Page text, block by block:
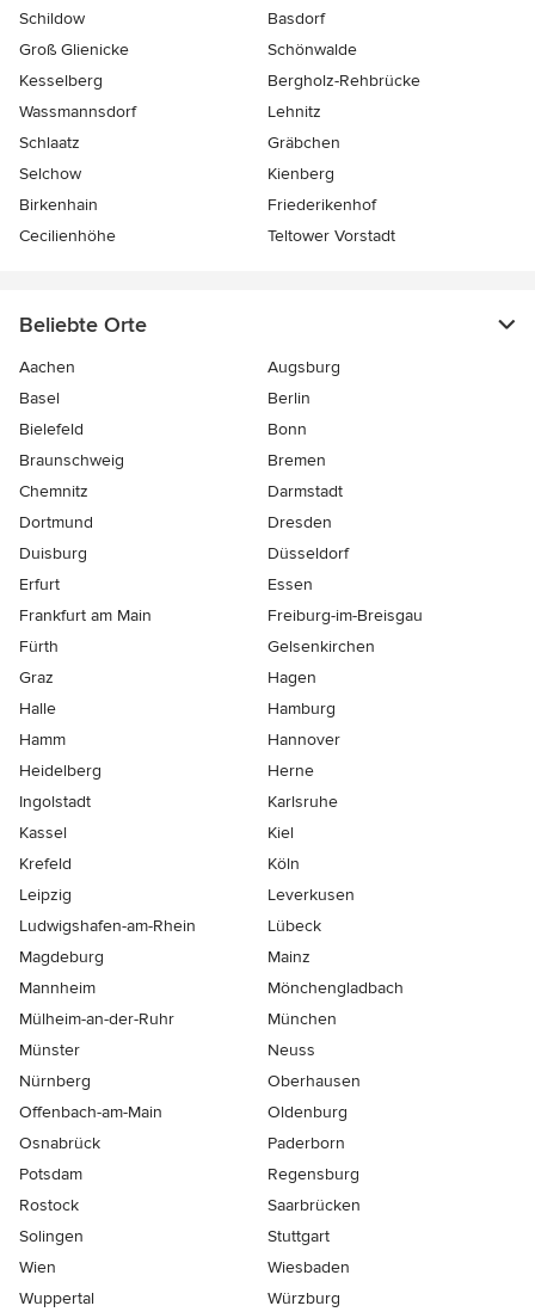
Schildow
Basdorf
Groß Glienicke
Schönwalde
Kesselberg
Bergholz-Rehbrücke
Wassmannsdorf
Lehnitz
Schlaatz
Gräbchen
Selchow
Kienberg
Birkenhain
Friederikenhof
Cecilienhöhe
Teltower Vorstadt
Beliebte Orte
Aachen
Augsburg
Basel
Berlin
Bielefeld
Bonn
Braunschweig
Bremen
Chemnitz
Darmstadt
Dortmund
Dresden
Duisburg
Düsseldorf
Erfurt
Essen
Frankfurt am Main
Freiburg-im-Breisgau
Fürth
Gelsenkirchen
Graz
Hagen
Halle
Hamburg
Hamm
Hannover
Heidelberg
Herne
Ingolstadt
Karlsruhe
Kassel
Kiel
Krefeld
Köln
Leipzig
Leverkusen
Ludwigshafen-am-Rhein
Lübeck
Magdeburg
Mainz
Mannheim
Mönchen­gladbach
Mülheim-an-der-Ruhr
München
Münster
Neuss
Nürnberg
Oberhausen
Offenbach-am-Main
Oldenburg
Osnabrück
Paderborn
Potsdam
Regensburg
Rostock
Saarbrücken
Solingen
Stuttgart
Wien
Wiesbaden
Wuppertal
Würzburg